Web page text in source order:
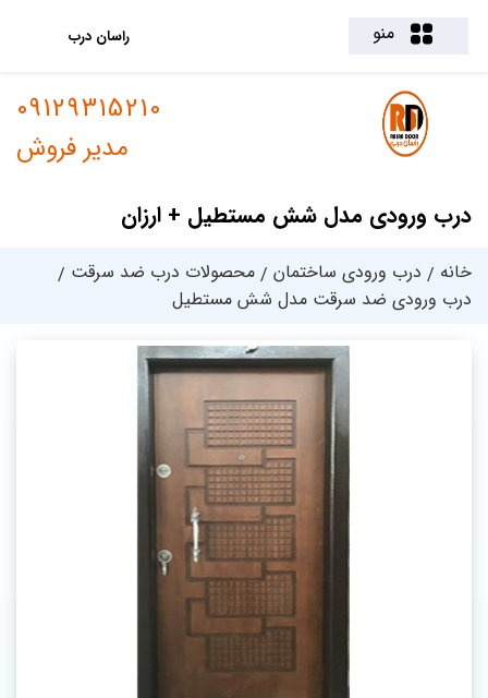
منو راسان درب
درب ورودی مدل شش مستطیل + ارزان
09129315210
مدیر فروش
خانه درب ورودی ساختمان
محصولات درب ضد سرقت
درب ورودی ضد سرقت مدل شش مستطیل